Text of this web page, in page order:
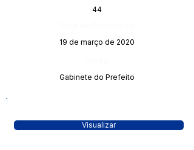
44
19 de março de 2020
Gabinete do Prefeito
Visualizar